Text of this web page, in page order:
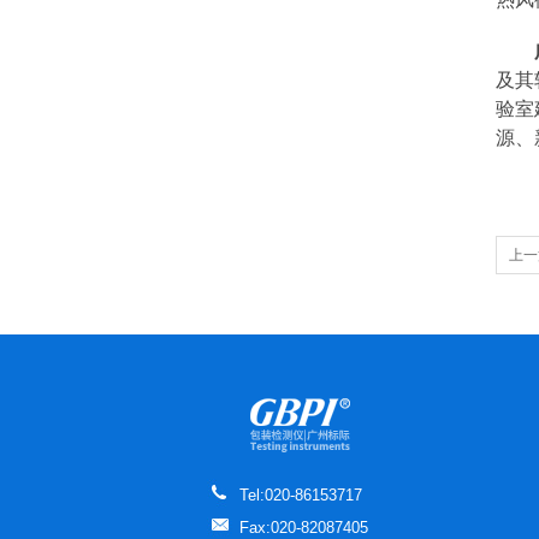
及
验室
源、
上
Tel:020-86153717
Fax:020-82087405